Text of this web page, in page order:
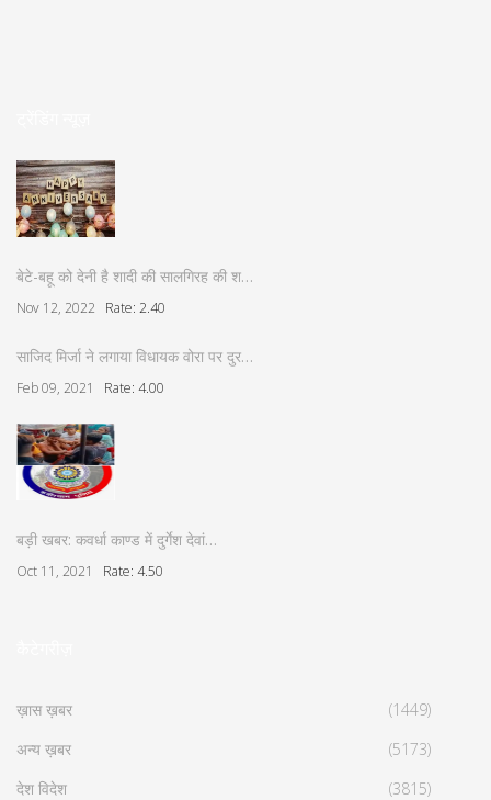
बेटे-बहू को देनी है शादी की सालगिरह की श…
Nov 12, 2022 Rate: 2.40
साजिद मिर्जा ने लगाया विधायक वोरा पर दुर…
Feb 09, 2021 Rate: 4.00
बड़ी खबर: कवर्धा काण्ड में दुर्गेश देवां…
Oct 11, 2021 Rate: 4.50
ख़ास ख़बर
(1449)
अन्य ख़बर
(5173)
देश विदेश
(3815)